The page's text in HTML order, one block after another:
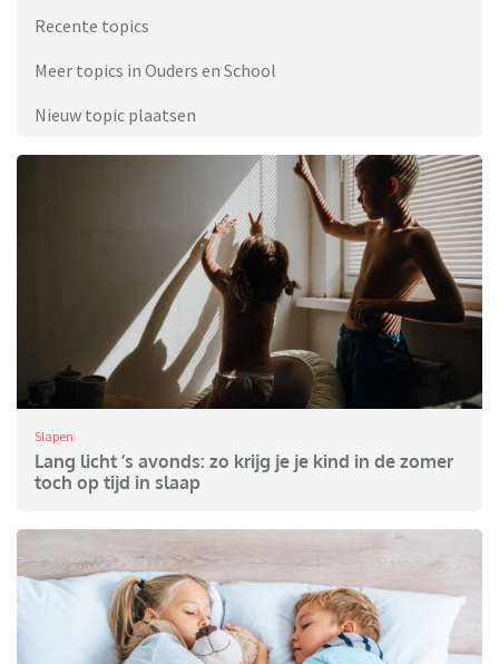
Recente topics
Meer topics in Ouders en School
Nieuw topic plaatsen
Slapen
Lang licht ’s avonds: zo krijg je je kind in de zomer
toch op tijd in slaap